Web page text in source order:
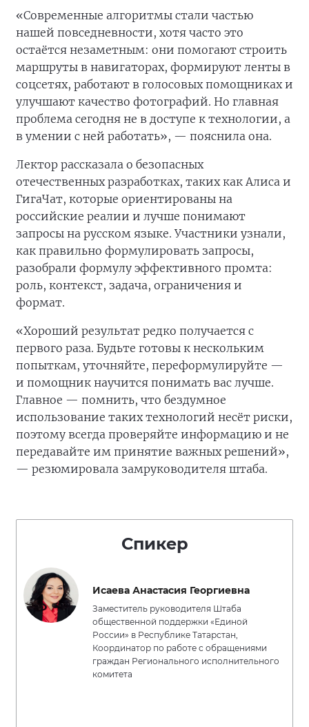
«Современные алгоритмы стали частью
нашей повседневности, хотя часто это
остаётся незаметным: они помогают строить
маршруты в навигаторах, формируют ленты в
соцсетях, работают в голосовых помощниках и
улучшают качество фотографий. Но главная
проблема сегодня не в доступе к технологии, а
в умении с ней работать», — пояснила она.
Лектор рассказала о безопасных
отечественных разработках, таких как Алиса и
ГигаЧат, которые ориентированы на
российские реалии и лучше понимают
запросы на русском языке. Участники узнали,
как правильно формулировать запросы,
разобрали формулу эффективного промта:
роль, контекст, задача, ограничения и
формат.
«Хороший результат редко получается с
первого раза. Будьте готовы к нескольким
попыткам, уточняйте, переформулируйте —
и помощник научится понимать вас лучше.
Главное — помнить, что бездумное
использование таких технологий несёт риски,
поэтому всегда проверяйте информацию и не
передавайте им принятие важных решений»,
— резюмировала замруководителя штаба.
Спикер
Исаева Анастасия Георгиевна
Заместитель руководителя Штаба
общественной поддержки «Единой
России» в Республике Татарстан,
Координатор по работе с обращениями
граждан Регионального исполнительного
комитета